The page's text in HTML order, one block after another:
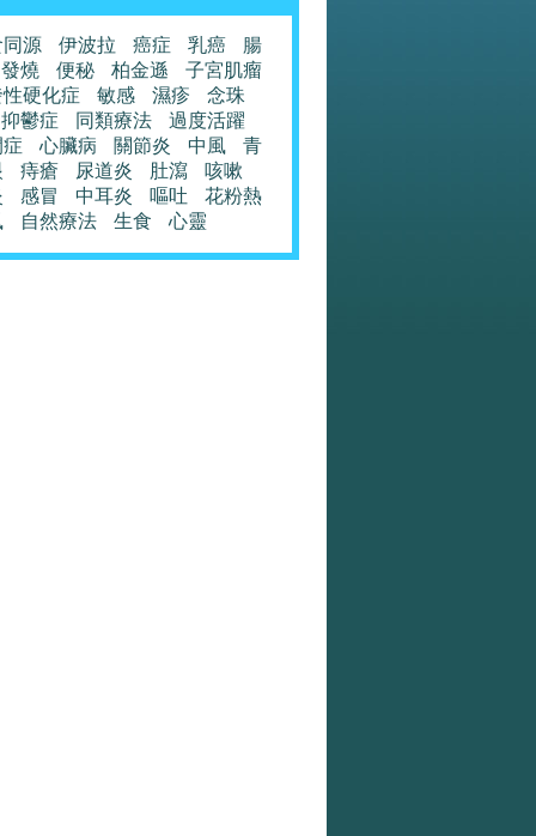
源 伊波拉 癌症 乳癌
腸
發燒
便秘 柏金遜
子宮肌瘤
硬化症
敏感 濕疹
念珠
抑鬱症
同類療法
過度活躍
心臟病 關節炎 中風
青
痔瘡 尿道炎 肚瀉
咳嗽
感冒 中耳炎 嘔吐
花粉熱
自然療法 生食 心靈